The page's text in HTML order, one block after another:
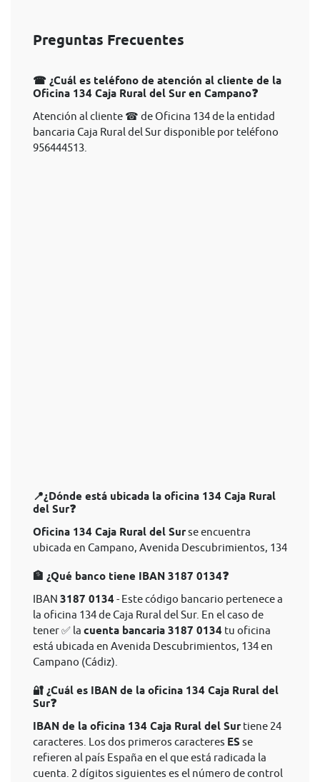
Preguntas Frecuentes
☎ ¿Cuál es teléfono de atención al cliente de la
Oficina 134 Caja Rural del Sur en Campano❓
Atención al cliente ☎ de Oficina 134 de la entidad
bancaria Caja Rural del Sur disponible por teléfono
956444513.
📍¿Dónde está ubicada la oficina 134 Caja Rural
del Sur❓
Oficina 134 Caja Rural del Surse encuentra
ubicada en Campano, Avenida Descubrimientos, 134
🏦 ¿Qué banco tiene IBAN 3187 0134❓
IBAN 3187 0134 - Este código bancario pertenece a
la oficina 134 de Caja Rural del Sur. En el caso de
tener ✅ la cuenta bancaria 3187 0134 tu oficina
está ubicada en Avenida Descubrimientos, 134 en
Campano (Cádiz).
🔐 ¿Cuál es IBAN de la oficina 134 Caja Rural del
Sur❓
IBAN de la oficina 134 Caja Rural del Sur tiene 24
caracteres. Los dos primeros caracteres ES se
refieren al país España en el que está radicada la
cuenta. 2 dígitos siguientes es el número de control